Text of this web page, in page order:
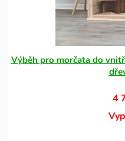
Výběh pro morčata do
4